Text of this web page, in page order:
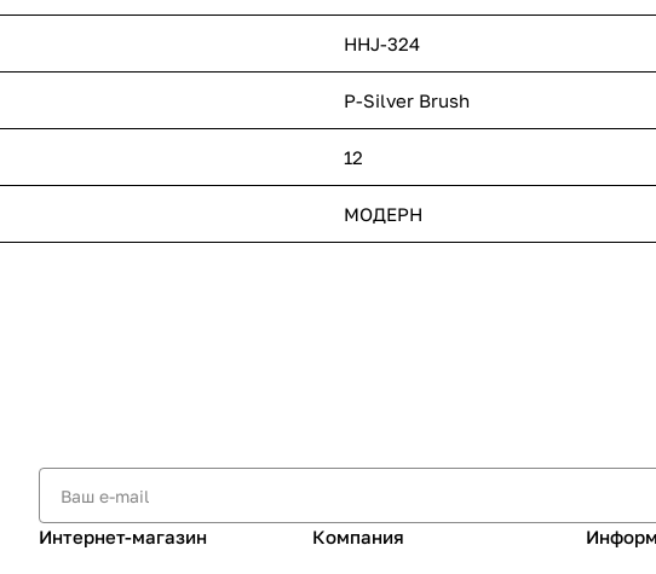
HHJ-324
P-Silver Brush
12
МОДЕРН
Интернет-магазин Компания